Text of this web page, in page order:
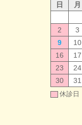
日
月
2
3
9
10
16
17
23
24
30
31
休診日